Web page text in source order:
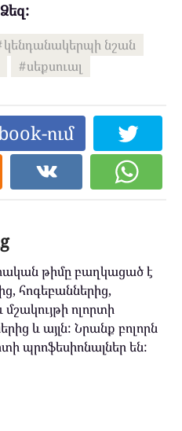
կենդանակերպի նշան
սեքսուալ
ում
թիմը բաղկացած է
հոգեբաններից,
ոլորտի
և այլն: Նրանք բոլորն
պրոֆեսիոնալներ են: